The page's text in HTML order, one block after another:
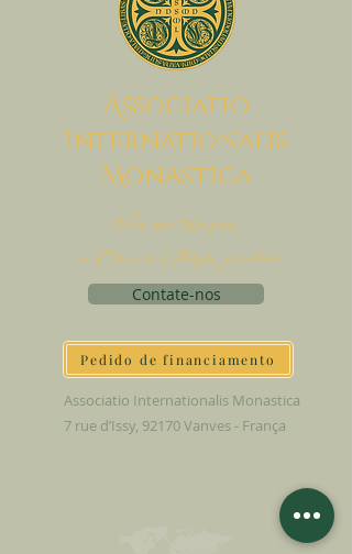
Associatio
Internationalis
MonAstica
Vamos trazer
o Céu à Terra juntos
Contate-nos
Pedido de financiamento
Associatio Internationalis Monastica
7 rue d’Issy, 92170 Vanves - França